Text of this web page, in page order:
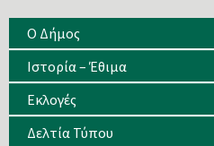
Ο Δήμος
Ιστορία – Έθιμα
Eκλογές
Δελτία Τύπου